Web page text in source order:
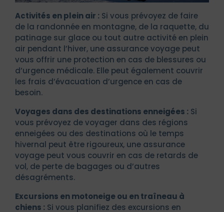
Activités en plein air : Si vous prévoyez de faire
de la randonnée en montagne, de la raquette, du
patinage sur glace ou tout autre activité en plein
air pendant l’hiver, une assurance voyage peut
vous offrir une protection en cas de blessures ou
d’urgence médicale. Elle peut également couvrir
les frais d’évacuation d’urgence en cas de
besoin.
Voyages dans des destinations enneigées : Si
vous prévoyez de voyager dans des régions
enneigées ou des destinations où le temps
hivernal peut être rigoureux, une assurance
voyage peut vous couvrir en cas de retards de
vol, de perte de bagages ou d’autres
désagréments.
Excursions en motoneige ou en traîneau à
chiens : Si vous planifiez des excursions en